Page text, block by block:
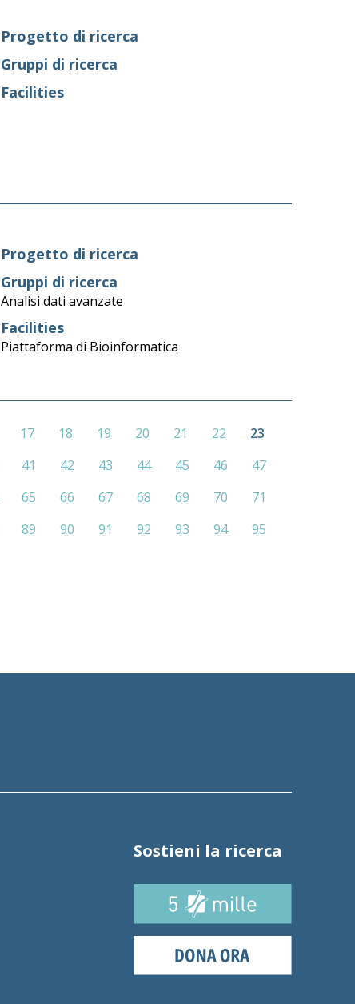
Progetto di ricerca
Gruppi di ricerca
Facilities
Progetto di ricerca
Gruppi di ricerca
Analisi dati avanzate
Facilities
Piattaforma di Bioinformatica
17 18 19 20 21 22
23
41 42 43 44 45 46
47
65 66 67 68 69 70
71
89 90 91 92 93 94
95
Sostieni la ricerca